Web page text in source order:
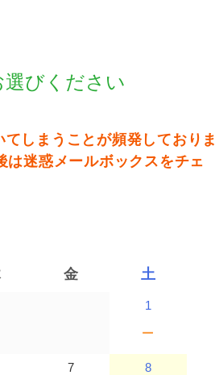
びください
しまうことが頻発しておりま
迷惑メールボックスをチェ
金 土
1
－
7 8